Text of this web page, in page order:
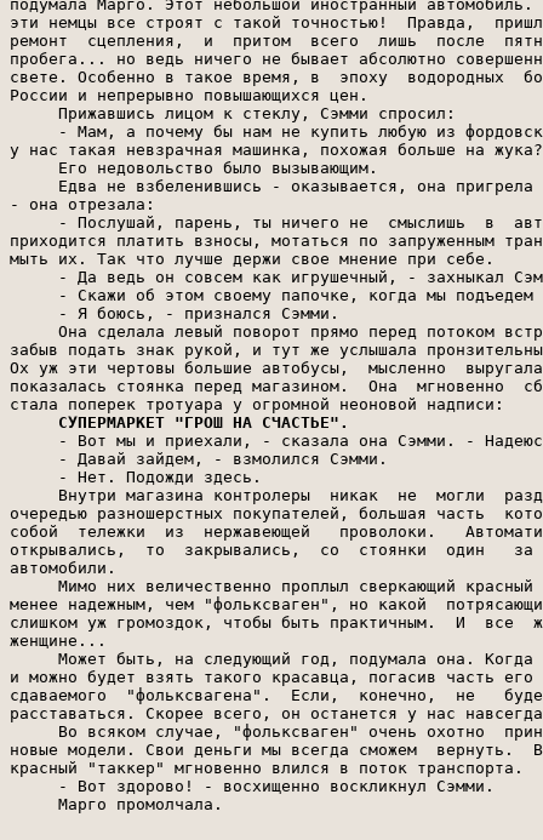
СУПЕРМАРКЕТ "ГРОШ НА СЧАСТЬЕ".
- Вот мы и приехали, - сказала она Сэмми. -
     - Давай зайдем, - взмолился Сэмми.
     - Нет. Подожди здесь.
Внутри магазина контролеры  никак  не  могли
очередью разношерстных покупателей, большая часть
собой  тележки  из  нержавеющей   проволоки.
открывались,  то  закрывались,  со  стоянки  один   за
автомобили.
Мимо них величественно проплыл сверкающий красный
менее надежным, чем "фольксваген", но какой
слишком уж громоздок, чтобы быть практичным.  И  все
женщине...
Может быть, на следующий год, подумала она. Когда
и можно будет взять такого красавца, погасив часть
сдаваемого  "фольксвагена".  Если,  конечно,  не
расставаться. Скорее всего, он останется у нас
Во всяком случае, "фольксваген" очень охотно
новые модели. Свои деньги мы всегда сможем  вернуть.
красный "таккер" мгновенно влился в поток транспорта.
     - Вот здорово! - восхищенно воскликнул Сэмми.
     Марго промолчала.